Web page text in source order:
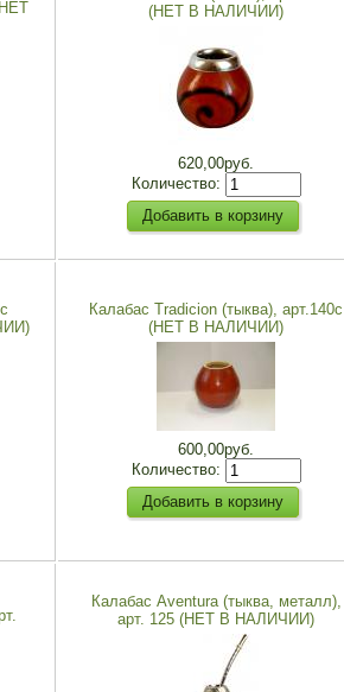
(НЕТ В НАЛИЧИИ)
620,00руб.
Количество:
Калабас Tradicion (тыква), арт.140c
(НЕТ В НАЛИЧИИ)
600,00руб.
Количество:
Калабас Aventura (тыква, металл),
арт. 125 (НЕТ В НАЛИЧИИ)